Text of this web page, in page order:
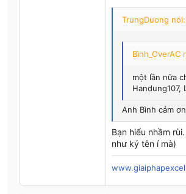
TrungDuong nói:
Bình_OverAC
một lần nữa
Handung107,
Anh Bình cảm
Bạn hiểu nhầm
như ký tên í mà)